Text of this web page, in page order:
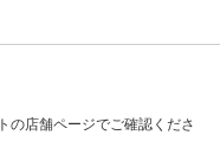
の店舗ページでご確認くださ